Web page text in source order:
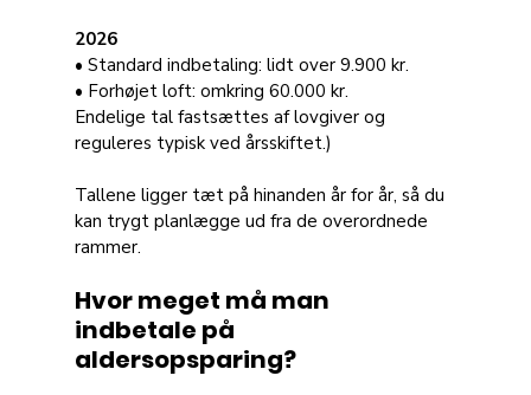
2026
• Standard indbetaling: lidt over 9.900 kr.
• Forhøjet loft: omkring 60.000 kr.
Endelige tal fastsættes af lovgiver og
reguleres typisk ved årsskiftet.)
Tallene ligger tæt på hinanden år for år, så du
kan trygt planlægge ud fra de overordnede
rammer.
Hvor meget må man
indbetale på
aldersopsparing?